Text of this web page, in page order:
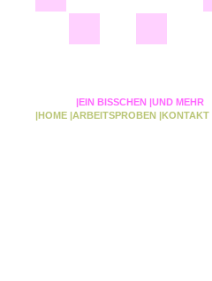
|EIN BISSCHEN
|UND MEHR
|HOME |ARBEITSPROBEN |KONTAKT